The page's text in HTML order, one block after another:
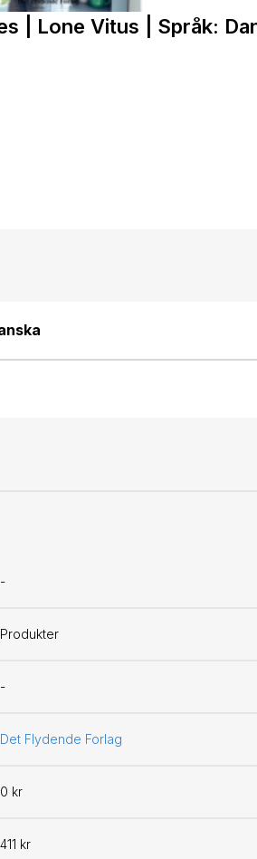
| Lone Vitus | Språk:
-
Produkter
-
Det Flydende Forlag
0 kr
411 kr